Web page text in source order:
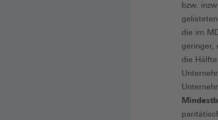
bzw.
die im
geringer,
die